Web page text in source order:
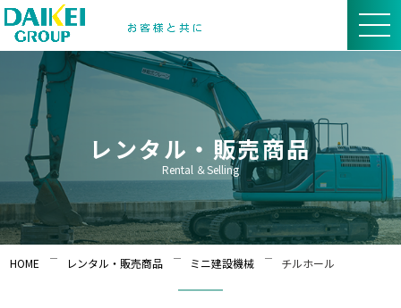
レンタル・販売商品
Rental ＆Selling
HOME レンタル・販売商品 ミニ建設機械 チルホール